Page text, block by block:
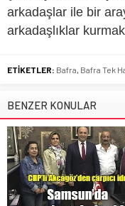
arkadaşlar ile bir
arkadaşlıklar
ETİKETLER: Bafra, Bafra Tek
BENZER KONULAR